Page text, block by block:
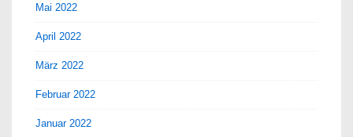
Mai 2022
April 2022
März 2022
Februar 2022
Januar 2022